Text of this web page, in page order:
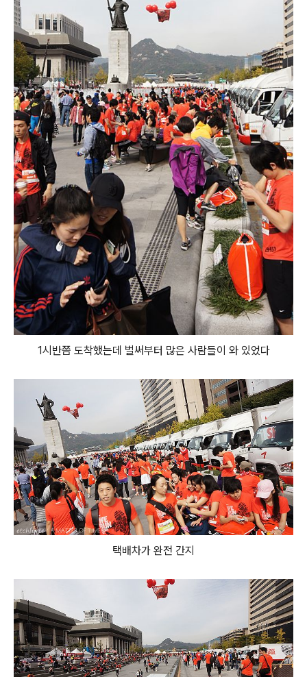
1시반쯤 도착했는데 벌써부터 많은 사람들이 와 있었다
택배차가 완전 간지